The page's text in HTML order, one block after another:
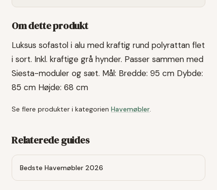
Om dette produkt
Luksus sofastol i alu med kraftig rund polyrattan flet
i sort. Inkl. kraftige grå hynder. Passer sammen med
Siesta-moduler og sæt. Mål: Bredde: 95 cm Dybde:
85 cm Højde: 68 cm
Se flere produkter i kategorien Havemøbler.
Relaterede guides
Bedste Havemøbler 2026